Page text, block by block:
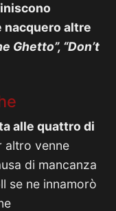
nacquero altre
Ghetto”, “Don’t
alle quattro di
altro venne
di mancanza
se ne innamorò